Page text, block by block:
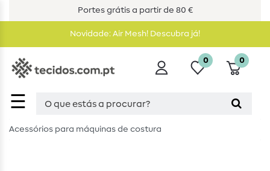
Portes grátis a partir de 80 €
Novidade: Air Mesh! Descubra já!
☰
0 0
Acessórios para máquinas de costura